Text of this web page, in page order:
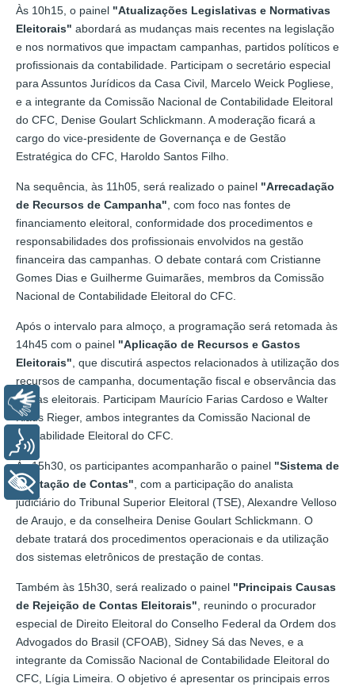
Às 10h15, o painel "Atualizações Legislativas e Normativas
Eleitorais" abordará as mudanças mais recentes na legislação
e nos normativos que impactam campanhas, partidos políticos e
profissionais da contabilidade. Participam o secretário especial
para Assuntos Jurídicos da Casa Civil, Marcelo Weick Pogliese,
e a integrante da Comissão Nacional de Contabilidade Eleitoral
do CFC, Denise Goulart Schlickmann. A moderação ficará a
cargo do vice-presidente de Governança e de Gestão
Estratégica do CFC, Haroldo Santos Filho.
Na sequência, às 11h05, será realizado o painel "Arrecadação
de Recursos de Campanha" , com foco nas fontes de
financiamento eleitoral, conformidade dos procedimentos e
responsabilidades dos profissionais envolvidos na gestão
financeira das campanhas. O debate contará com Cristianne
Gomes Dias e Guilherme Guimarães, membros da Comissão
Nacional de Contabilidade Eleitoral do CFC.
Após o intervalo para almoço, a programação será retomada às
14h45 com o painel "Aplicação de Recursos e Gastos
Eleitorais" , que discutirá aspectos relacionados à utilização dos
recursos de campanha, documentação fiscal e observância das
regras eleitorais. Participam Maurício Farias Cardoso e Walter
Klaus Rieger, ambos integrantes da Comissão Nacional de
Contabilidade Eleitoral do CFC.
Às 15h30, os participantes acompanharão o painel "Sistema de
Prestação de Contas" , com a participação do analista
judiciário do Tribunal Superior Eleitoral (TSE), Alexandre Velloso
de Araujo, e da conselheira Denise Goulart Schlickmann. O
debate tratará dos procedimentos operacionais e da utilização
dos sistemas eletrônicos de prestação de contas.
Também às 15h30, será realizado o painel "Principais Causas
de Rejeição de Contas Eleitorais" , reunindo o procurador
especial de Direito Eleitoral do Conselho Federal da Ordem dos
Advogados do Brasil (CFOAB), Sidney Sá das Neves, e a
integrante da Comissão Nacional de Contabilidade Eleitoral do
CFC, Lígia Limeira. O objetivo é apresentar os principais erros
Libras
Voz
+ Acessibilidade